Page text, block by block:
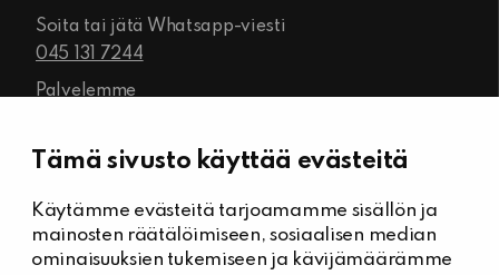
Tämä sivusto käyttää evästeitä
Käytämme evästeitä tarjoamamme sisällön ja
mainosten räätälöimiseen, sosiaalisen median
ominaisuuksien tukemiseen ja kävijämäärämme
Soita tai jätä Whatsapp-viesti
045 131 7244
Palvelemme
Kiinteistöhuolto
Päivystysnumero, Kiinteistöässät